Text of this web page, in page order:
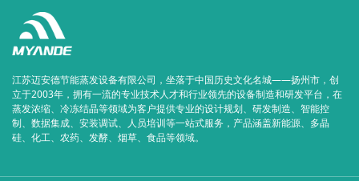
江苏迈安德节能蒸发设备有限公司，坐落于中国历史文化名城——扬州市，创
立于2003年，拥有一流的专业技术人才和行业领先的设备制造和研发平台，在
蒸发浓缩、冷冻结晶等领域为客户提供专业的设计规划、研发制造、智能控
制、数据集成、安装调试、人员培训等一站式服务，产品涵盖新能源、多晶
硅、化工、农药、发酵、烟草、食品等领域。